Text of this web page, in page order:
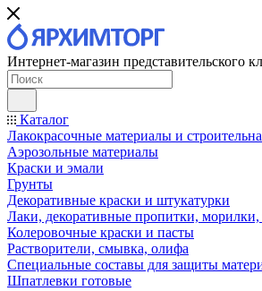
Интернет-магазин представительского
Каталог
Лакокрасочные материалы и
Аэрозольные материалы
Краски и эмали
Грунты
Декоративные краски и штукатурки
Лаки, декоративные пропитки, морилки,
Колеровочные краски и пасты
Растворители, смывка, олифа
Специальные составы для защиты
Шпатлевки готовые